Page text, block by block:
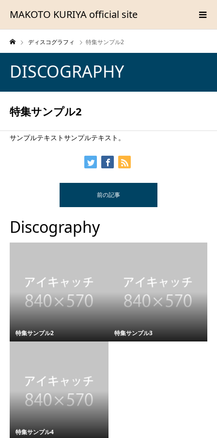
MAKOTO KURIYA official site
ディスコグラフィ 特集サンプル2
DISCOGRAPHY
特集サンプル2
サンプルテキストサンプルテキスト。
前の記事
Discography
特集サンプル2 特集サンプル3
特集サンプル4